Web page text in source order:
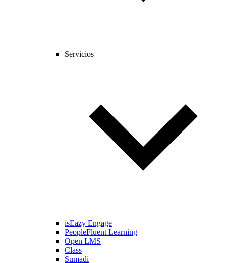
Servicios
isEazy Engage
PeopleFluent Learning
Open LMS
Class
Sumadi